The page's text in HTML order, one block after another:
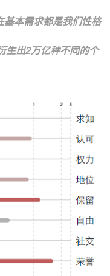
本需求都是我们性格
生出2万亿种不同的个